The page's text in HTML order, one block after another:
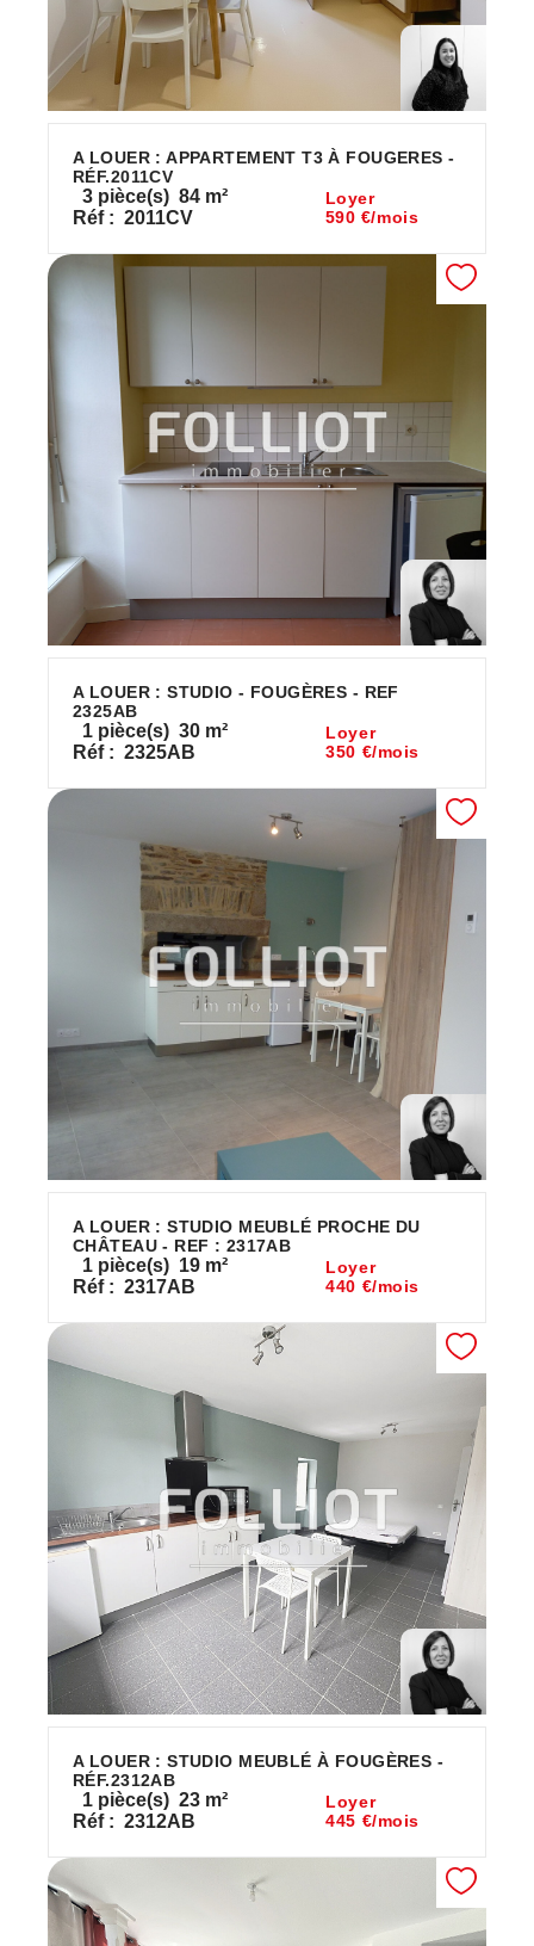
A LOUER : APPARTEMENT T3 À FOUGERES -
RÉF.2011CV
3 pièce(s) 84 m²
Réf : 2011CV
Loyer
590 €/mois
A LOUER : STUDIO - FOUGÈRES - REF
2325AB
1 pièce(s) 30 m²
Réf : 2325AB
Loyer
350 €/mois
A LOUER : STUDIO MEUBLÉ PROCHE DU
CHÂTEAU - REF : 2317AB
1 pièce(s) 19 m²
Réf : 2317AB
Loyer
440 €/mois
A LOUER : STUDIO MEUBLÉ À FOUGÈRES -
RÉF.2312AB
1 pièce(s) 23 m²
Réf : 2312AB
Loyer
445 €/mois